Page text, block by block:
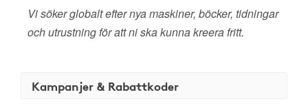
Vi söker globalt efter nya maskiner, böcker, tidningar
och utrustning för att ni ska kunna kreera fritt.
Kampanjer & Rabattkoder